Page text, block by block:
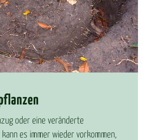
oder eine veränderte
es immer wieder vorkommen,